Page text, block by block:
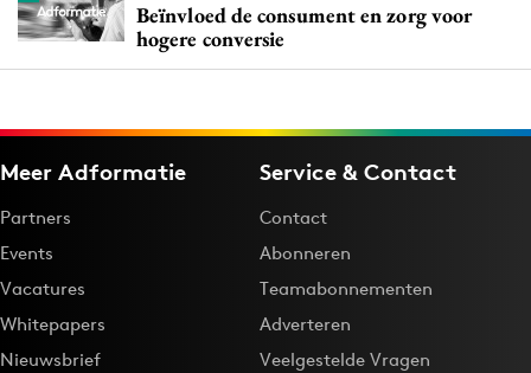
Beïnvloed de consument en zorg voor
hogere conversie
Meer Adformatie
Partners
Events
Vacatures
Whitepapers
Nieuwsbrief
Service & Contact
Contact
Abonneren
Teamabonnementen
Adverteren
Veelgestelde Vragen